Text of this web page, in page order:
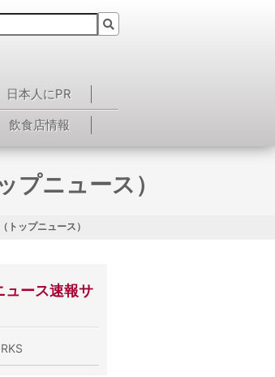
日本人にPR
飲食店情報
ニュース）
トップニュース）
ュース速報サ